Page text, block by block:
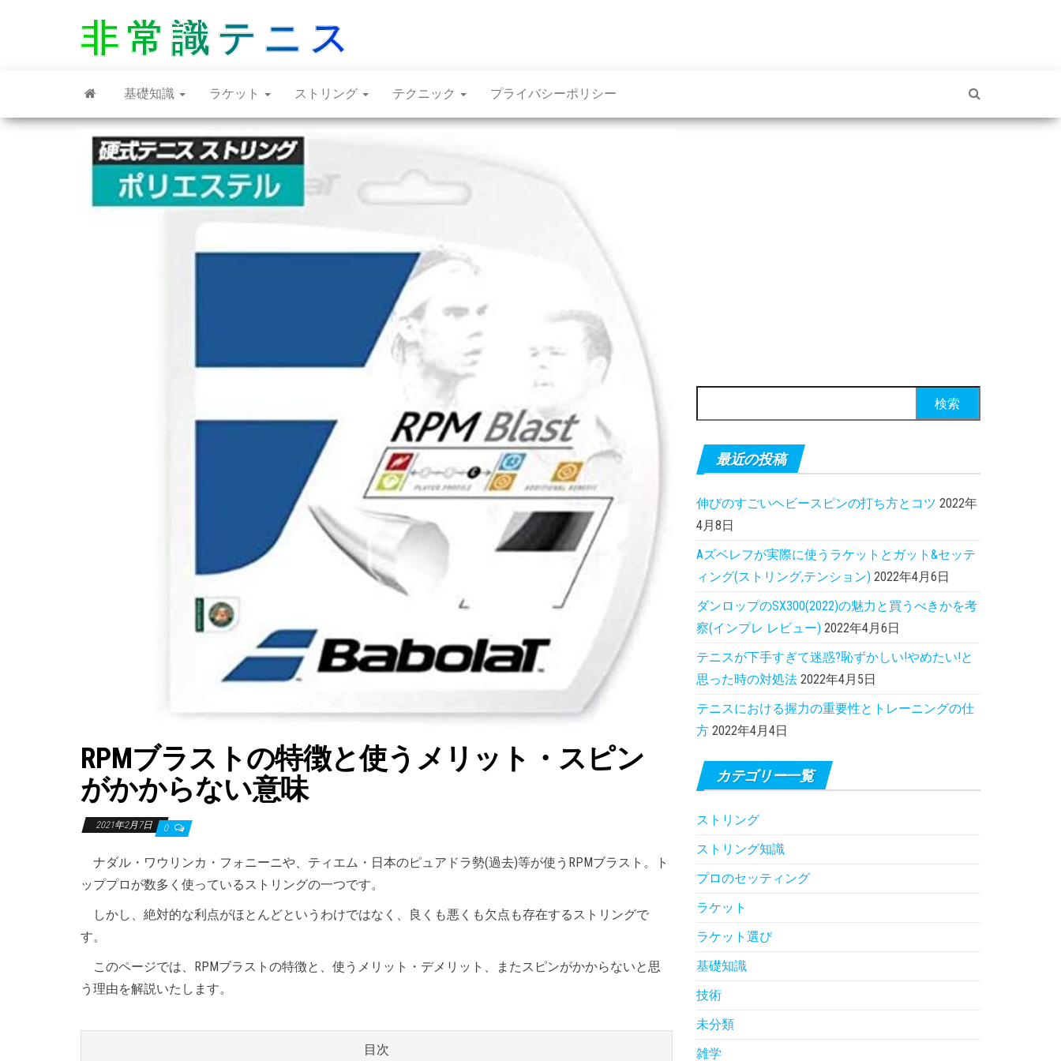
非常識テニス
基礎知識 ラケット ストリング テクニック プライバシーポリシー
RPMブラストの特徴と使うメリット・スピン
がかからない意味
2021年2月7日 0
ナダル・ワウリンカ・フォニーニや、ティエム・日本のピュアドラ勢(過去)等が使うRPMブラスト。ト
ッププロが数多く使っているストリングの一つです。
しかし、絶対的な利点がほとんどというわけではなく、良くも悪くも欠点も存在するストリングで
す。
このページでは、RPMブラストの特徴と、使うメリット・デメリット、またスピンがかからないと思
う理由を解説いたします。
目次
最近の投稿
伸びのすごいヘビースピンの打ち方とコツ 2022年
4月8日
Aズベレフが実際に使うラケットとガット&セッテ
ィング(ストリング,テンション) 2022年4月6日
ダンロップのSX300(2022)の魅力と買うべきかを考
察(インプレ レビュー) 2022年4月6日
テニスが下手すぎて迷惑?恥ずかしい!やめたい!と
思った時の対処法 2022年4月5日
テニスにおける握力の重要性とトレーニングの仕
方 2022年4月4日
カテゴリー一覧
ストリング
ストリング知識
プロのセッティング
ラケット
ラケット選び
基礎知識
技術
未分類
雑学